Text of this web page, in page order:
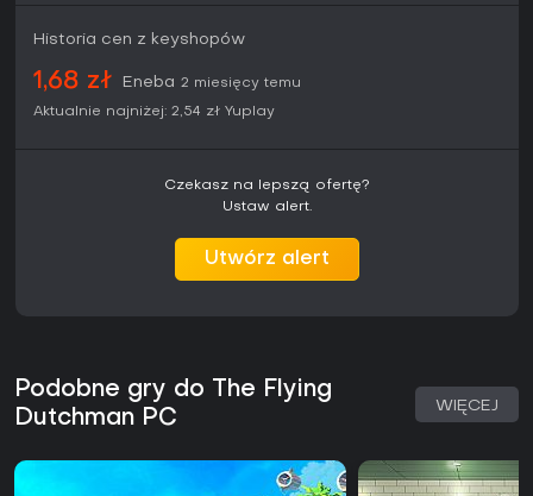
Historia cen z keyshopów
1,68 zł Eneba 2 miesięcy temu
Aktualnie najniżej: 2,54 zł Yuplay
Czekasz na lepszą ofertę?
Ustaw alert.
Utwórz alert
Podobne gry do The Flying
Dutchman PC
WIĘCEJ